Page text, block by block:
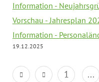
Information -
Vorschau - Jahresplan
Information -
19.12.2025
1 ...